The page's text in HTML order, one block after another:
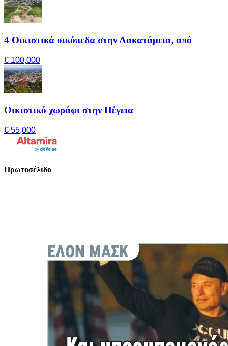
4 Οικιστικά οικόπεδα στην Λακατάμεια, από
€ 100,000
Οικιστικό χωράφι στην Πέγεια
€ 55,000
Πρωτοσέλιδο